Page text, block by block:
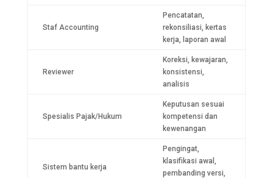
Staf Accounting
Pencatatan,
rekonsiliasi, kertas
kerja, laporan awal
Reviewer
Koreksi, kewajaran,
konsistensi,
analisis
Spesialis Pajak/Hukum
Keputusan sesuai
kompetensi dan
kewenangan
Sistem bantu kerja
Pengingat,
klasifikasi awal,
pembanding versi,